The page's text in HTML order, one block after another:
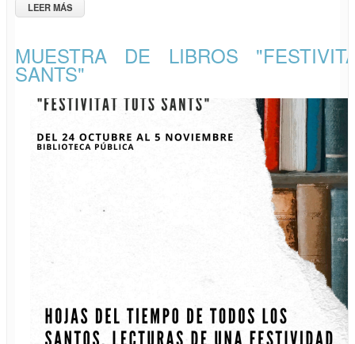
LEER MÁS
JORDI RAÜL VERDÚ
MUESTRA DE LIBROS
SANTS"